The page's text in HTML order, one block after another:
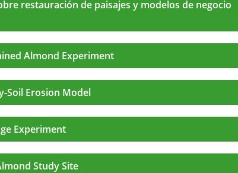
restauración de paisajes y modelos de negocio
Almond Experiment
Soil Erosion Model
Experiment
Study Site